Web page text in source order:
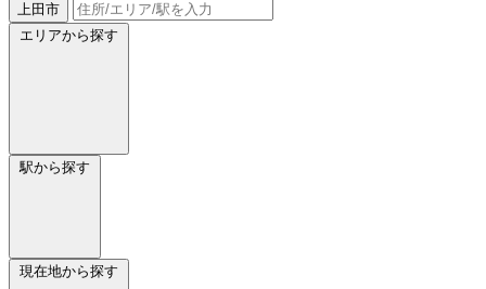
上田市
エリアから探す
駅から探す
現在地から探す